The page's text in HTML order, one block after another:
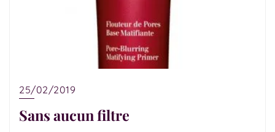
25/02/2019
Sans aucun filtre